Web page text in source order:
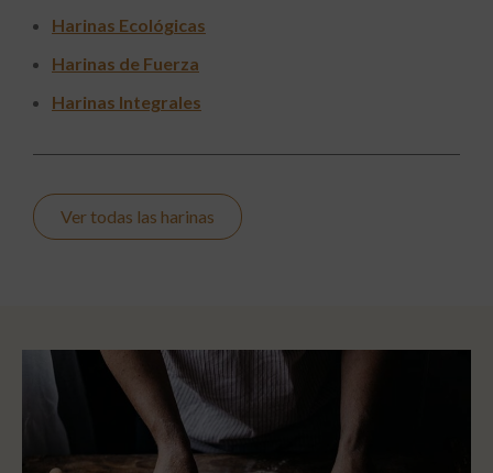
Harinas Ecológicas
Harinas de Fuerza
Harinas Integrales
Ver todas las harinas